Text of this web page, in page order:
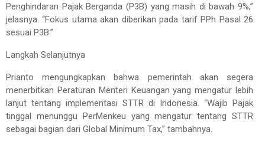
Penghindaran Pajak Berganda (P3B) yang masih di bawah 9%,”
jelasnya. “Fokus utama akan diberikan pada tarif PPh Pasal 26
sesuai P3B.”
Langkah Selanjutnya
Prianto mengungkapkan bahwa pemerintah akan segera
menerbitkan Peraturan Menteri Keuangan yang mengatur lebih
lanjut tentang implementasi STTR di Indonesia. “Wajib Pajak
tinggal menunggu PerMenkeu yang mengatur tentang STTR
sebagai bagian dari Global Minimum Tax,” tambahnya.